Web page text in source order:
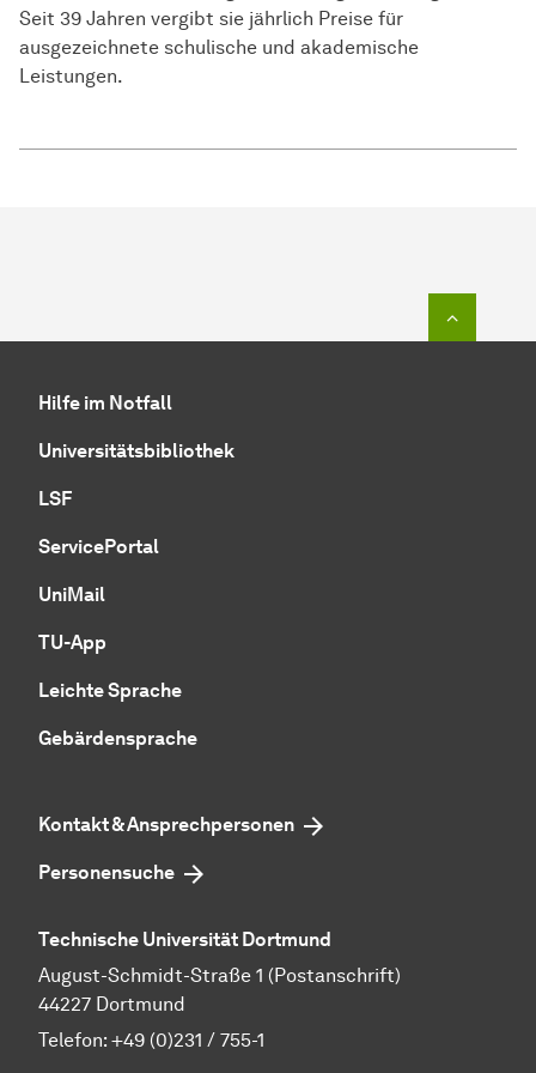
Seit 39 Jahren vergibt sie jährlich Preise für
ausgezeichnete schulische und akademische
Leistungen.
Hilfe im Notfall
Universitätsbibliothek
LSF
ServicePortal
UniMail
TU-App
Leichte Sprache
Gebärdensprache
Kontakt & Ansprechpersonen
Personensuche
Technische Universität Dortmund
August-Schmidt-Straße 1 (Postanschrift)
44227 Dortmund
Telefon: +49 (0)231 / 755-1